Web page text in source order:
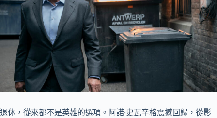
退休，從來都不是英雄的選項。阿諾·史瓦辛格震撼回歸，從影